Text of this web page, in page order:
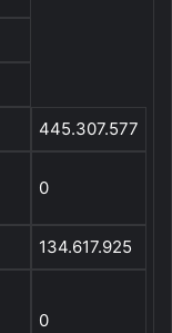
445.307.577
0
134.617.925
0